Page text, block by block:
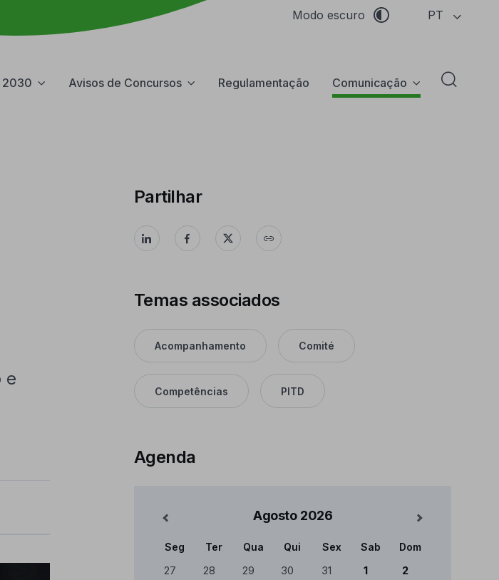
Modo escuro PT
2030 Avisos de Concursos Regulamentação Comunicação Abrir
e
Partilhar
Temas associados
Acompanhamento Comité
Competências PITD
Agenda
Agosto 2026
Mês Anterior Mês Seguinte
Calendário
Seg Ter Qua Qui Sex Sab Dom
27 28 29 30 31 1 2